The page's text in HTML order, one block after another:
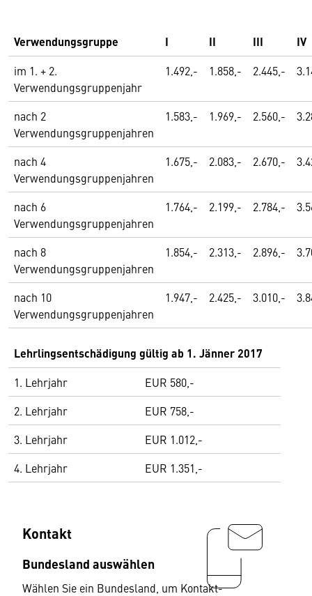
Verwendungsgruppe I II III IV
im 1. + 2.
Verwendungsgruppenjahr
1.492,- 1.858,- 2.445,-
nach 2
Verwendungsgruppenjahren
1.583,- 1.969,- 2.560,-
nach 4
Verwendungsgruppenjahren
1.675,- 2.083,- 2.670,-
nach 6
Verwendungsgruppenjahren
1.764,- 2.199,- 2.784,-
nach 8
Verwendungsgruppenjahren
1.854,- 2.313,- 2.896,-
nach 10
Verwendungsgruppenjahren
1.947,- 2.425,- 3.010,-
Lehrlingsentschädigung gültig ab 1. Jänner 2017
1. Lehrjahr
EUR 580,-
2. Lehrjahr
EUR 758,-
3. Lehrjahr
EUR 1.012,-
4. Lehrjahr
EUR 1.351,-
Kontakt
Bundesland auswählen
Wählen Sie ein Bundesland, um Kontakt-